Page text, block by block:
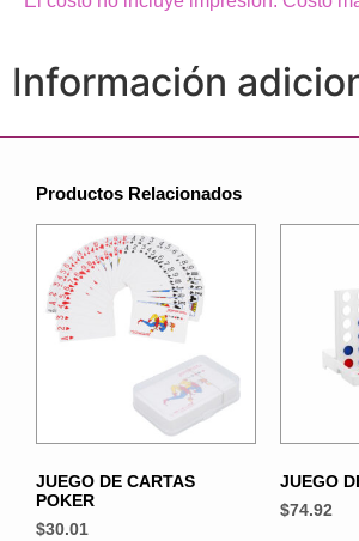
Información
Productos Relacionados
JUEGO DE CARTAS
POKER
$30.01
JUEGO
$74.92